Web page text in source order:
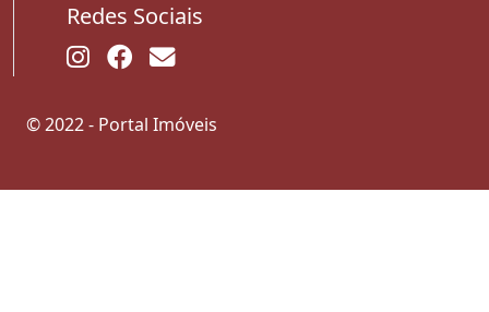
Redes Sociais
© 2022 - Portal Imóveis